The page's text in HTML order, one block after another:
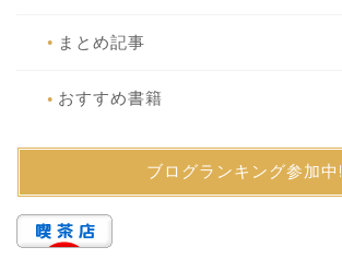
● まとめ記事
● おすすめ書籍
ブログランキング参加中!